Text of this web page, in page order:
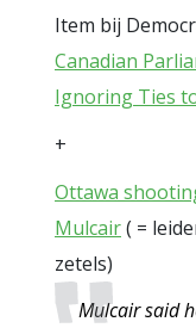
Item bij
Canadian
Ignoring Ties
+
Ottawa
Mulcair( =
zetels)
Mulcair said